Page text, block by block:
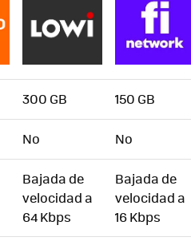
300 GB 150 GB
No No
Bajada de
velocidad a
64 Kbps
Bajada de
velocidad a
16 Kbps